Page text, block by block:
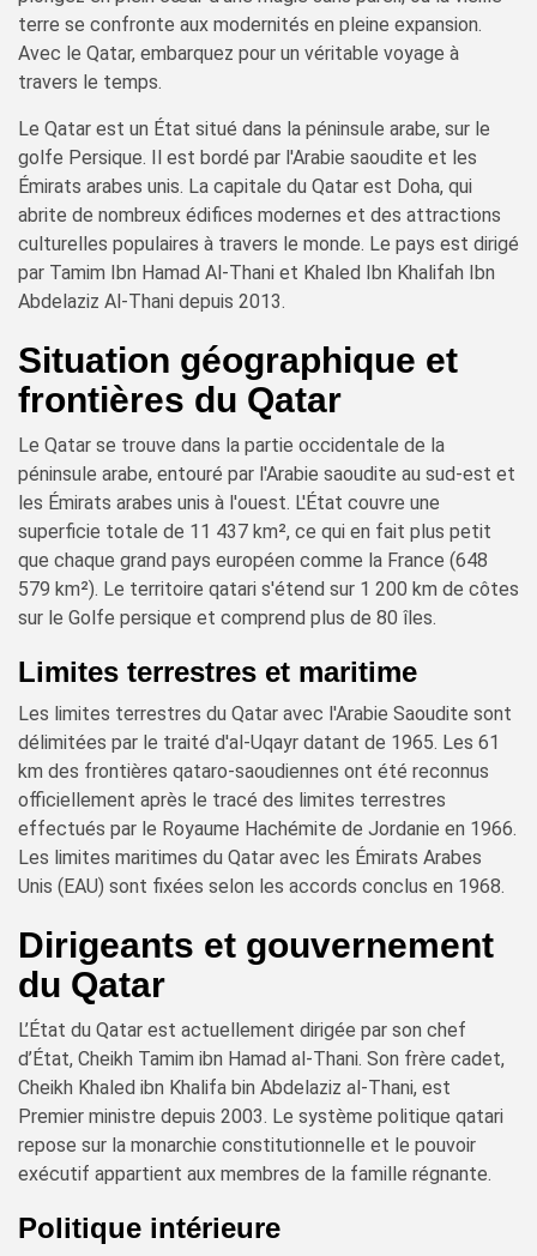
terre se confronte aux modernités en pleine expansion.
Avec le Qatar, embarquez pour un véritable voyage à
travers le temps.
Le Qatar est un État situé dans la péninsule arabe, sur le
golfe Persique. Il est bordé par l'Arabie saoudite et les
Émirats arabes unis. La capitale du Qatar est Doha, qui
abrite de nombreux édifices modernes et des attractions
culturelles populaires à travers le monde. Le pays est dirigé
par Tamim Ibn Hamad Al-Thani et Khaled Ibn Khalifah Ibn
Abdelaziz Al-Thani depuis 2013.
Situation géographique et
frontières du Qatar
Le Qatar se trouve dans la partie occidentale de la
péninsule arabe, entouré par l'Arabie saoudite au sud-est et
les Émirats arabes unis à l'ouest. L'État couvre une
superficie totale de 11 437 km², ce qui en fait plus petit
que chaque grand pays européen comme la France (648
579 km²). Le territoire qatari s'étend sur 1 200 km de côtes
sur le Golfe persique et comprend plus de 80 îles.
Limites terrestres et maritime
Les limites terrestres du Qatar avec l'Arabie Saoudite sont
délimitées par le traité d'al-Uqayr datant de 1965. Les 61
km des frontières qataro-saoudiennes ont été reconnus
officiellement après le tracé des limites terrestres
effectués par le Royaume Hachémite de Jordanie en 1966.
Les limites maritimes du Qatar avec les Émirats Arabes
Unis (EAU) sont fixées selon les accords conclus en 1968.
Dirigeants et gouvernement
du Qatar
L’État du Qatar est actuellement dirigée par son chef
d’État, Cheikh Tamim ibn Hamad al-Thani. Son frère cadet,
Cheikh Khaled ibn Khalifa bin Abdelaziz al-Thani, est
Premier ministre depuis 2003. Le système politique qatari
repose sur la monarchie constitutionnelle et le pouvoir
exécutif appartient aux membres de la famille régnante.
Politique intérieure